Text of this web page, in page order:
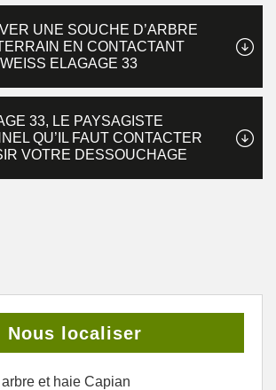
UNE SOUCHE D’ARBRE
EN CONTACTANT
ELAGAGE 33
33, LE PAYSAGISTE
QU’IL FAUT CONTACTER
VOTRE DESSOUCHAGE
Nous localiser
et haie Capian